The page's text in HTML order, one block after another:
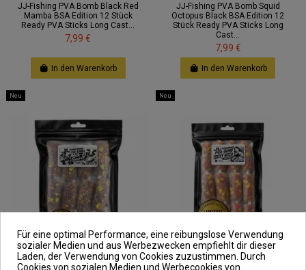
JJ-Fishing PVA Bomb Black Red
Mamba BSA Edition 12 Stück
Ready PVA Sticks Long Cast...
7,99 €
In den Warenkorb
JJ-Fishing PVA Bomb Squid
Octopus Black BSA Edition 12
Stück Ready PVA Sticks Long
Cast...
7,99 €
In den Warenkorb
Neu Neu
Für eine optimal Performance, eine reibungslose Verwendung
sozialer Medien und aus Werbezwecken empfiehlt dir dieser
Laden, der Verwendung von Cookies zuzustimmen. Durch
Cookies von sozialen Medien und Werbecookies von